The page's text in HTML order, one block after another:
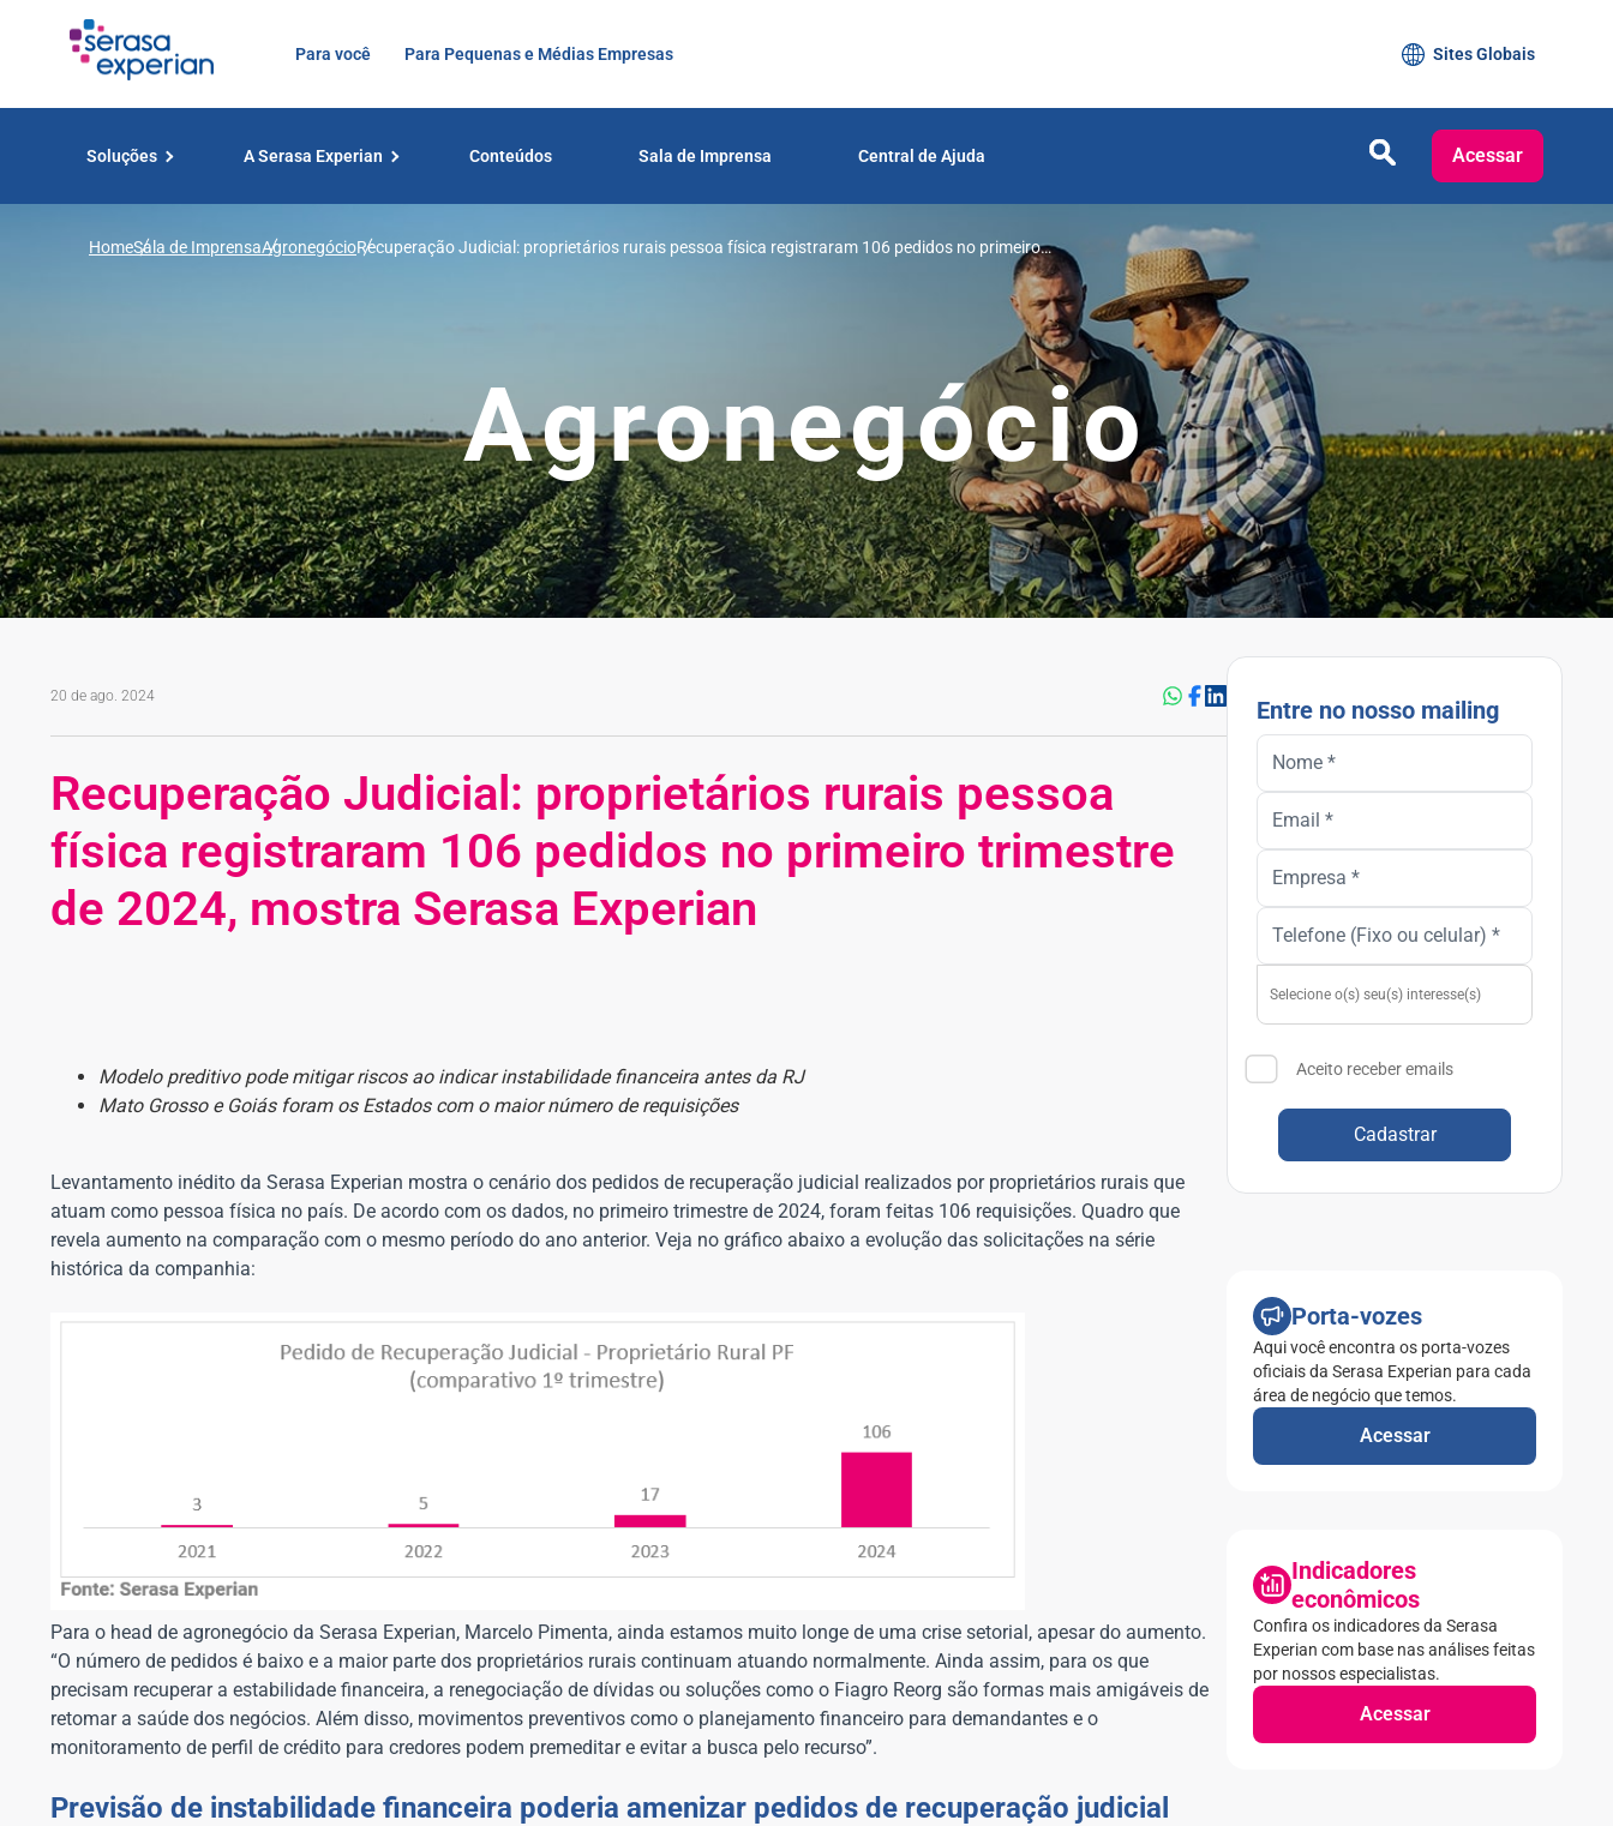
Para você Para Pequenas e Médias Empresas Sites Globais
Soluções A Serasa Experian Conteúdos Sala de Imprensa Central de Ajuda Acessar
HomeSala de ImprensaAgronegócioRecuperação Judicial: proprietários rurais pessoa física registraram 106 pedidos no primeiro
Agronegócio
20 de ago. 2024
Recuperação Judicial: proprietários rurais pessoa
física registraram 106 pedidos no primeiro trimestre
de 2024, mostra Serasa Experian
Modelo preditivo pode mitigar riscos ao indicar instabilidade financeira antes da RJ
Mato Grosso e Goiás foram os Estados com o maior número de requisições
Levantamento inédito da Serasa Experian mostra o cenário dos pedidos de recuperação judicial realizados por proprietários rurais que
atuam como pessoa física no país. De acordo com os dados, no primeiro trimestre de 2024, foram feitas 106 requisições. Quadro que
revela aumento na comparação com o mesmo período do ano anterior. Veja no gráfico abaixo a evolução das solicitações na série
histórica da companhia:
Para o head de agronegócio da Serasa Experian, Marcelo Pimenta, ainda estamos muito longe de uma crise setorial, apesar do aumento.
“O número de pedidos é baixo e a maior parte dos proprietários rurais continuam atuando normalmente. Ainda assim, para os que
precisam recuperar a estabilidade financeira, a renegociação de dívidas ou soluções como o Fiagro Reorg são formas mais amigáveis de
retomar a saúde dos negócios. Além disso, movimentos preventivos como o planejamento financeiro para demandantes e o
monitoramento de perfil de crédito para credores podem premeditar e evitar a busca pelo recurso”.
Previsão de instabilidade financeira poderia amenizar pedidos de recuperação judicial
Entre no nosso mailing
Aceito receber emails
Cadastrar
Porta-vozes
Aqui você encontra os porta-vozes
oficiais da Serasa Experian para cada
área de negócio que temos.
Acessar
Indicadores
econômicos
Confira os indicadores da Serasa
Experian com base nas análises feitas
por nossos especialistas.
Acessar